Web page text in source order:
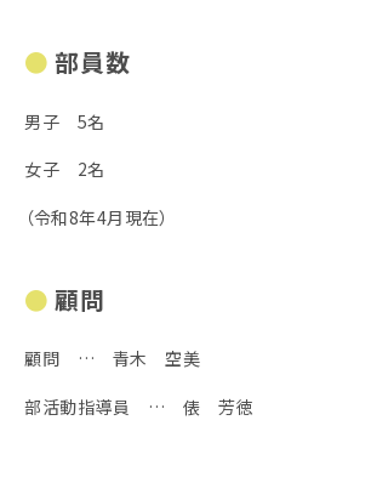
部員数
男子 5名
女子 2名
（令和8年4月現在）
顧問
顧問 … 青木 空美
部活動指導員 … 俵 芳徳